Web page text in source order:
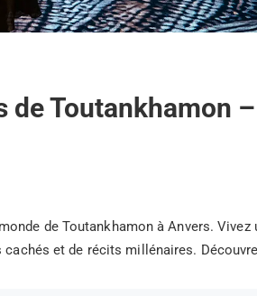
de Toutankhamon
de Toutankhamon à Anvers. Vivez
et de récits millénaires.